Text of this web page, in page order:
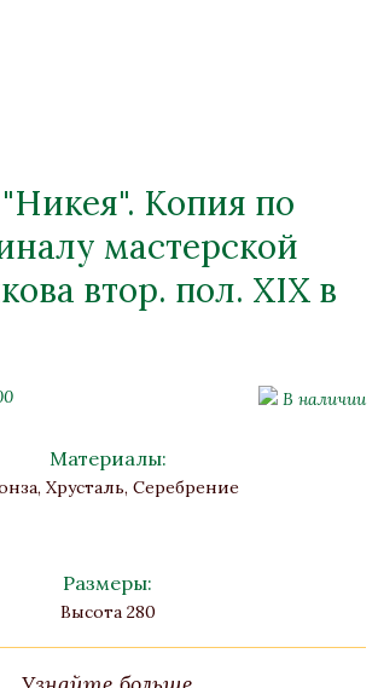
Копия по
мастерской
втор. пол. XIX в
В наличии
Материалы:
Хрусталь, Серебрение
Размеры:
Высота 280